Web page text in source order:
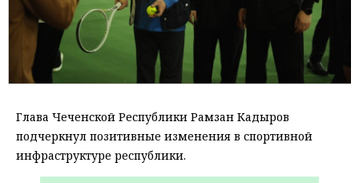
Глава Чеченской Республики Рамзан Кадыров
подчеркнул позитивные изменения в спортивной
инфраструктуре республики.